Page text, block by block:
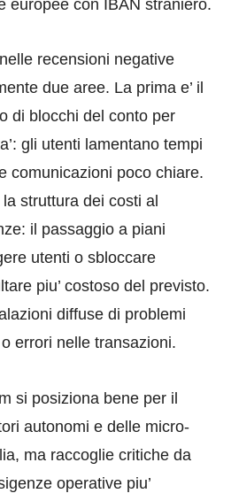
europee con IBAN straniero.
recensioni negative
due aree. La prima e’ il
di blocchi del conto per
gli utenti lamentano tempi
comunicazioni poco chiare.
struttura dei costi al
il passaggio a piani
utenti o sbloccare
piu’ costoso del previsto.
diffuse di problemi
errori nelle transazioni.
si posiziona bene per il
autonomi e delle micro-
ma raccoglie critiche da
operative piu’